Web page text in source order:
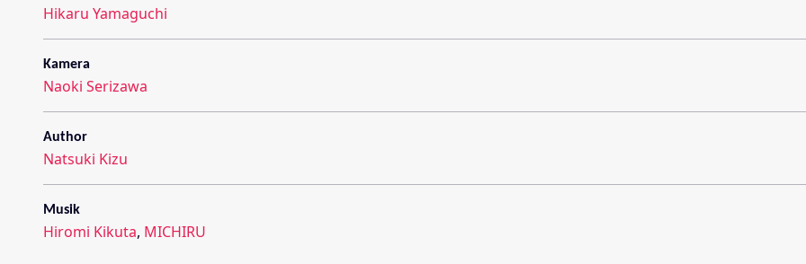
Hikaru Yamaguchi
Kamera
Naoki Serizawa
Author
Natsuki Kizu
Musik
Hiromi Kikuta, MICHIRU